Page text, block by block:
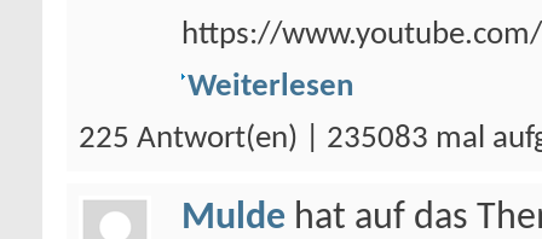
https://www.youtube.com/
Weiterlesen
225 Antwort(en) | 235083 mal
Mulde hat auf das